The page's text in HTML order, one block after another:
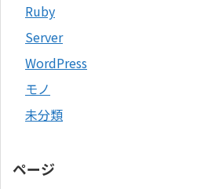
Ruby
Server
WordPress
モノ
未分類
ページ